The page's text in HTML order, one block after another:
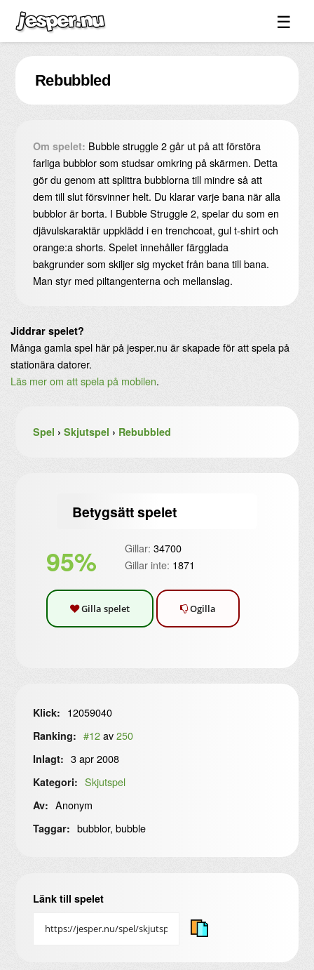
☰
Spel ↓
Bilder ↓
Forum ↓
Videos
Blandat ↓
Om sidan ↓
Rebubbled
Om spelet: Bubble struggle 2 går ut på att förstöra
farliga bubblor som studsar omkring på skärmen. Detta
gör du genom att splittra bubblorna till mindre så att
dem till slut försvinner helt. Du klarar varje bana när alla
bubblor är borta. I Bubble Struggle 2, spelar du som en
djävulskaraktär uppklädd i en trenchcoat, gul t-shirt och
orange:a shorts. Spelet innehåller färgglada
bakgrunder som skiljer sig mycket från bana till bana.
Man styr med piltangenterna och mellanslag.
Jiddrar spelet?
Många gamla spel här på jesper.nu är skapade för att spela på
stationära datorer.
Läs mer om att spela på mobilen.
Spel › Skjutspel › Rebubbled
Betygsätt spelet
95% Gillar: 34700
Gillar inte: 1871
Gilla spelet Ogilla
Klick: 12059040
Ranking: #12av250
Inlagt: 3 apr 2008
Kategori: Skjutspel
Av: Anonym
Taggar: bubblor, bubble
Länk till spelet